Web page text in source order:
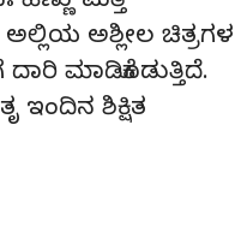
ಅಶ್ಲೀಲ ಚಿತ್ರಗಳ
ಮಾಡಿಕೊಡುತ್ತಿದೆ.
ಇಂದಿನ ಶಿಕ್ಷಿತ